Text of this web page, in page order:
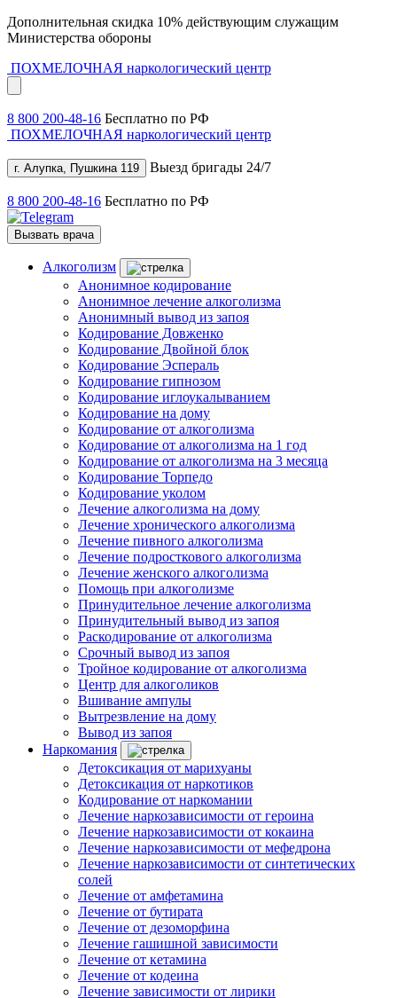
Дополнительная скидка 10% действующим служащим
Министерства обороны
ПОХМЕЛОЧНАЯ наркологический центр
8 800 200-48-16 Бесплатно по РФ
ПОХМЕЛОЧНАЯ наркологический центр
г. Алупка, Пушкина 119 Выезд бригады 24/7
8 800 200-48-16 Бесплатно по РФ
Вызвать врача
Алкоголизм
Анонимное кодирование
Анонимное лечение алкоголизма
Анонимный вывод из запоя
Кодирование Довженко
Кодирование Двойной блок
Кодирование Эспераль
Кодирование гипнозом
Кодирование иглоукалыванием
Кодирование на дому
Кодирование от алкоголизма
Кодирование от алкоголизма на 1 год
Кодирование от алкоголизма на 3 месяца
Кодирование Торпедо
Кодирование уколом
Лечение алкоголизма на дому
Лечение хронического алкоголизма
Лечение пивного алкоголизма
Лечение подросткового алкоголизма
Лечение женского алкоголизма
Помощь при алкоголизме
Принудительное лечение алкоголизма
Принудительный вывод из запоя
Раскодирование от алкоголизма
Срочный вывод из запоя
Тройное кодирование от алкоголизма
Центр для алкоголиков
Вшивание ампулы
Вытрезвление на дому
Вывод из запоя
Наркомания
Детоксикация от марихуаны
Детоксикация от наркотиков
Кодирование от наркомании
Лечение наркозависимости от героина
Лечение наркозависимости от кокаина
Лечение наркозависимости от мефедрона
Лечение наркозависимости от синтетических
солей
Лечение от амфетамина
Лечение от бутирата
Лечение от дезоморфина
Лечение гашишной зависимости
Лечение от кетамина
Лечение от кодеина
Лечение зависимости от лирики